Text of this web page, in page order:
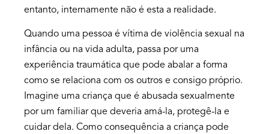
entanto, internamente não é esta a realidade.
Quando uma pessoa é vítima de violência sexual na
infância ou na vida adulta, passa por uma
experiência traumática que pode abalar a forma
como se relaciona com os outros e consigo próprio.
Imagine uma criança que é abusada sexualmente
por um familiar que deveria amá-la, protegê-la e
cuidar dela. Como consequência a criança pode